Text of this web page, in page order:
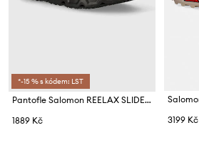
*-15 % s kódem: LST
Pantofle Salomon REELAX SLIDE 6.0
1889 Kč
3199 Kč